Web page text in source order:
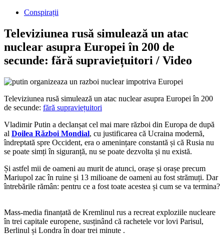
Conspirații
Televiziunea rusă simulează un atac
nuclear asupra Europei în 200 de
secunde: fără supraviețuitori / Video
Televiziunea rusă simulează un atac nuclear asupra Europei în 200
de secunde: fără supraviețuitori
Vladimir Putin a declanșat cel mai mare război din Europa de după
al Doilea Război Mondial, cu justificarea că Ucraina modernă,
îndreptată spre Occident, era o amenințare constantă și că Rusia nu
se poate simți în siguranță, nu se poate dezvolta și nu există.
Și astfel mii de oameni au murit de atunci, orașe și orașe precum
Mariupol zac în ruine și 13 milioane de oameni au fost strămuți. Dar
întrebările rămân: pentru ce a fost toate acestea și cum se va termina?
Mass-media finanțată de Kremlinul rus a recreat exploziile nucleare
în trei capitale europene, susținând că rachetele vor lovi Parisul,
Berlinul și Londra în doar trei minute .